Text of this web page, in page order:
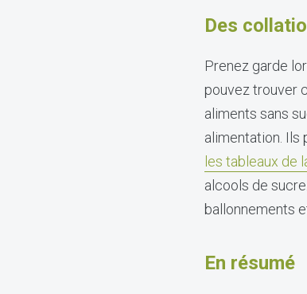
Des
Prenez garde
pouvez trouver
aliments sans
alimentation. Ils
les tableaux de
alcools de
ballonnements
En résumé